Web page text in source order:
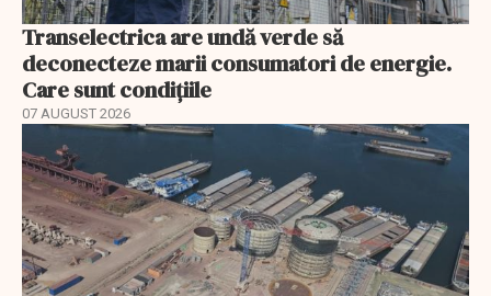
Transelectrica are undă verde să
deconecteze marii consumatori de energie.
Care sunt condițiile
07 AUGUST 2026